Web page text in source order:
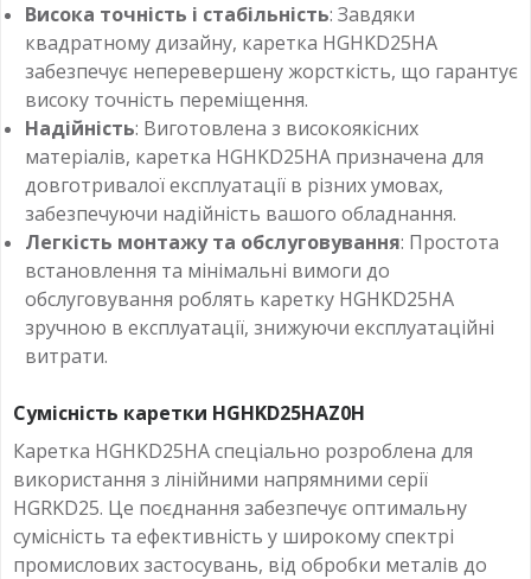
Висока точність і стабільність: Завдяки
квадратному дизайну, каретка HGHKD25HA
забезпечує неперевершену жорсткість, що гарантує
високу точність переміщення.
Надійність: Виготовлена з високоякісних
матеріалів, каретка HGHKD25HA призначена для
довготривалої експлуатації в різних умовах,
забезпечуючи надійність вашого обладнання.
Легкість монтажу та обслуговування: Простота
встановлення та мінімальні вимоги до
обслуговування роблять каретку HGHKD25HA
зручною в експлуатації, знижуючи експлуатаційні
витрати.
Сумісність каретки HGHKD25HAZ0H
Каретка HGHKD25HA спеціально розроблена для
використання з лінійними напрямними серії
HGRKD25. Це поєднання забезпечує оптимальну
сумісність та ефективність у широкому спектрі
промислових застосувань, від обробки металів до